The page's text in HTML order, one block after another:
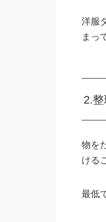
洋服
まっ
2.
物を
ける
最低